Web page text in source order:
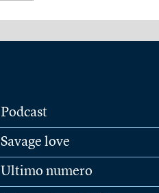
Podcast
Savage love
Ultimo numero